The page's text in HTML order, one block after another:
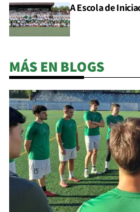
A Escola de
MÁS EN BLOGS